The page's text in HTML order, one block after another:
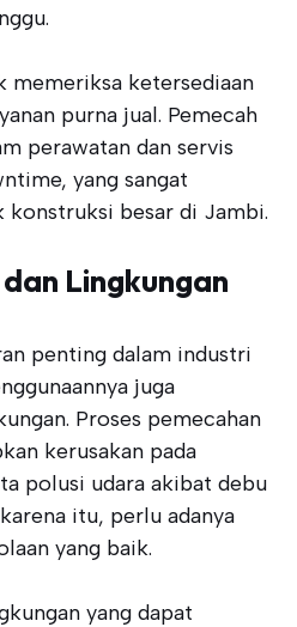
memeriksa ketersediaan
purna jual. Pemecah
perawatan dan servis
yang sangat
konstruksi besar di Jambi.
Lingkungan
penting dalam industri
juga
Proses pemecahan
kerusakan pada
polusi udara akibat debu
itu, perlu adanya
yang baik.
yang dapat